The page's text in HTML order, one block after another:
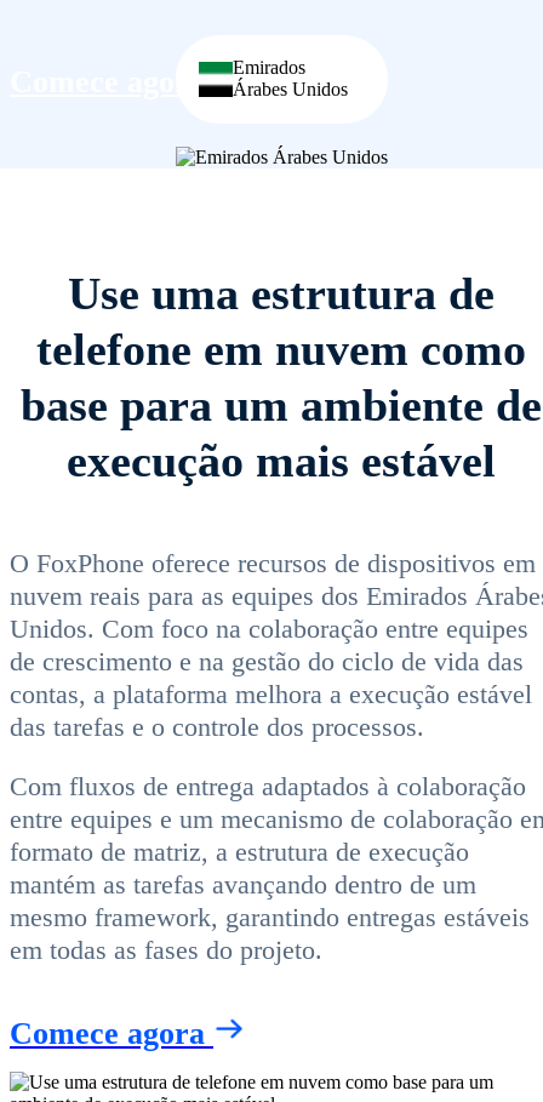
Comece agora
Emirados
Árabes Unidos
Use uma estrutura de
telefone em nuvem como
base para um ambiente de
execução mais estável
O FoxPhone oferece recursos de dispositivos em
nuvem reais para as equipes dos Emirados
Unidos. Com foco na colaboração entre equipes
de crescimento e na gestão do ciclo de vida das
contas, a plataforma melhora a execução estável
das tarefas e o controle dos processos.
Com fluxos de entrega adaptados à colaboração
entre equipes e um mecanismo de colaboração
formato de matriz, a estrutura de execução
mantém as tarefas avançando dentro de um
mesmo framework, garantindo entregas estáveis
em todas as fases do projeto.
Comece agora